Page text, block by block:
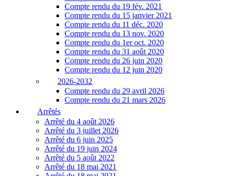
Compte rendu du 19 fév. 2021
Compte rendu du 15 janvier 2021
Compte rendu du 11 déc. 2020
Compte rendu du 13 nov. 2020
Compte rendu du 1er oct. 2020
Compte rendu du 31 août 2020
Compte rendu du 26 juin 2020
Compte rendu du 12 juin 2020
2026-2032
Compte rendu du 29 avril 2026
Compte rendu du 21 mars 2026
Arrêtés
Arrêté du 4 août 2026
Arrêté du 3 juillet 2026
Arrêté du 6 juin 2025
Arrêté du 19 juin 2024
Arrêté du 5 août 2022
Arrêté du 18 mai 2021